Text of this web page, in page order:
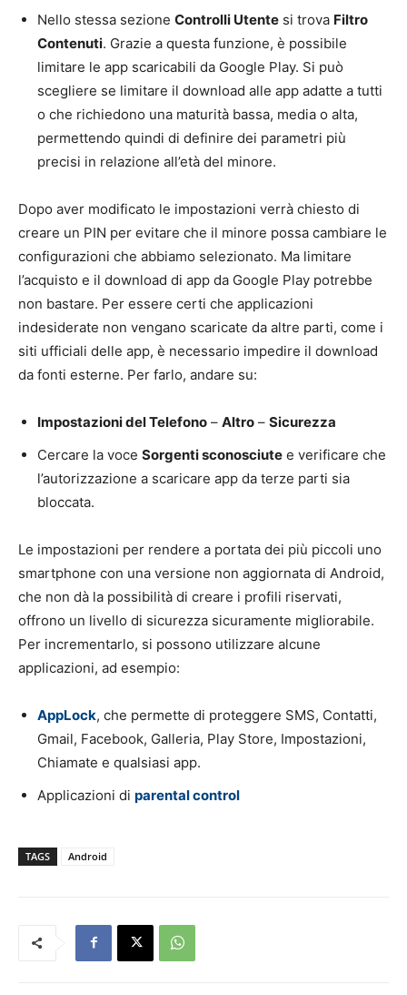
Nello stessa sezione Controlli Utente si trova Filtro
Contenuti. Grazie a questa funzione, è possibile
limitare le app scaricabili da Google Play. Si può
scegliere se limitare il download alle app adatte a tutti
o che richiedono una maturità bassa, media o alta,
permettendo quindi di definire dei parametri più
precisi in relazione all’età del minore.
Dopo aver modificato le impostazioni verrà chiesto di
creare un PIN per evitare che il minore possa cambiare le
configurazioni che abbiamo selezionato. Ma limitare
l’acquisto e il download di app da Google Play potrebbe
non bastare. Per essere certi che applicazioni
indesiderate non vengano scaricate da altre parti, come i
siti ufficiali delle app, è necessario impedire il download
da fonti esterne. Per farlo, andare su:
Impostazioni del Telefono – Altro – Sicurezza
Cercare la voce Sorgenti sconosciute e verificare che
l’autorizzazione a scaricare app da terze parti sia
bloccata.
Le impostazioni per rendere a portata dei più piccoli uno
smartphone con una versione non aggiornata di Android,
che non dà la possibilità di creare i profili riservati,
offrono un livello di sicurezza sicuramente migliorabile.
Per incrementarlo, si possono utilizzare alcune
applicazioni, ad esempio:
AppLock, che permette di proteggere SMS, Contatti,
Gmail, Facebook, Galleria, Play Store, Impostazioni,
Chiamate e qualsiasi app.
Applicazioni di parental control
TAGS Android